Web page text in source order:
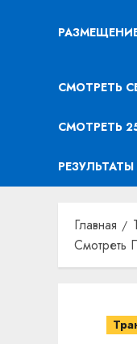
СМОТРЕТЬ
СМОТРЕТЬ
Главная
Смотреть